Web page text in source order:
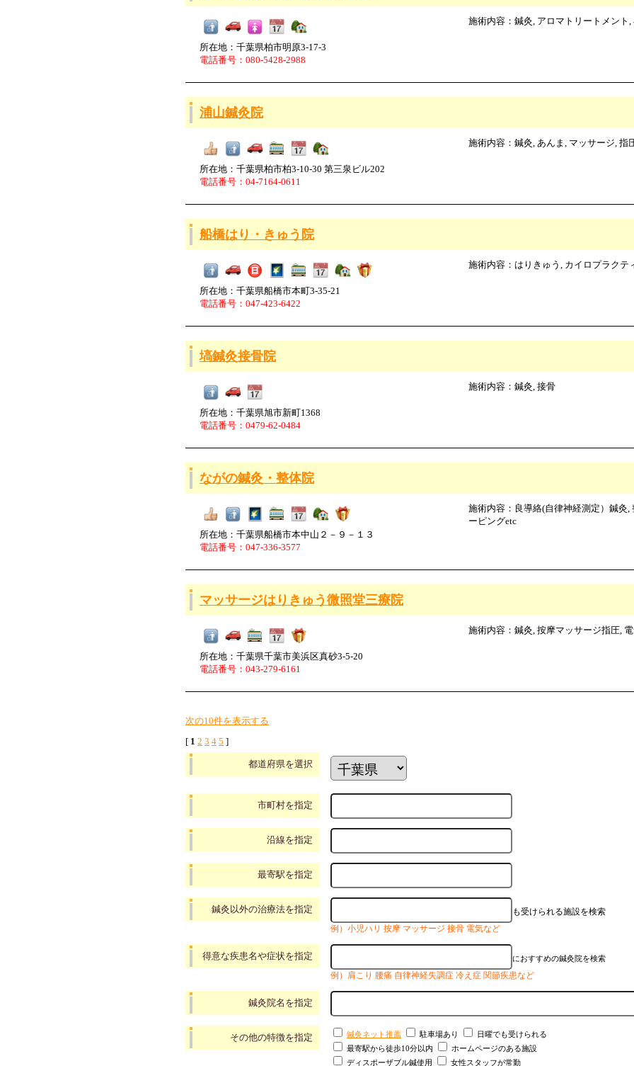
所在地：千葉県柏市明原3-17-3
電話番号：080-5428-2988
施術内容：鍼灸, アロマトリートメント,
浦山鍼灸院
所在地：千葉県柏市柏3-10-30 第三泉ビル202
電話番号：04-7164-0611
施術内容：鍼灸, あんま, マッサージ, 指
船橋はり・きゅう院
所在地：千葉県船橋市本町3-35-21
電話番号：047-423-6422
施術内容：はりきゅう, カイロプラクテ
塙鍼灸接骨院
所在地：千葉県旭市新町1368
電話番号：0479-62-0484
施術内容：鍼灸, 接骨
ながの鍼灸・整体院
所在地：千葉県船橋市本中山２－９－１３
電話番号：047-336-3577
施術内容：良導絡(自律神経測定）鍼灸,
ーピングetc
マッサージはりきゅう微照堂三療院
所在地：千葉県千葉市美浜区真砂3-5-20
電話番号：043-279-6161
施術内容：鍼灸, 按摩マッサージ指圧,
次の10件を表示する
[ 1 2 3 4 5 ]
都道府県を選択
市町村を指定
沿線を指定
最寄駅を指定
鍼灸以外の治療法を指定
も受けられる施設を検索
例）小児ハリ 按摩 マッサージ 接骨 電気など
得意な疾患名や症状を指定 におすすめの鍼灸院を検索
例）肩こり 腰痛 自律神経失調症 冷え症 関節疾患など
鍼灸院名を指定
その他の特徴を指定 鍼灸ネット推薦 駐車場あり
日曜でも受けられる
最寄駅から徒歩10分以内
ホームページのある施設
ディスポーザブル鍼使用
女性スタッフが常勤